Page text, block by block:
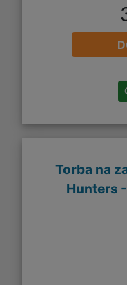
Torba na
Hunters